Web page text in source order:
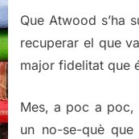
Que Atwood s’ha
recuperar el que
major fidelitat que
Mes, a poc a poc,
un no-se-què